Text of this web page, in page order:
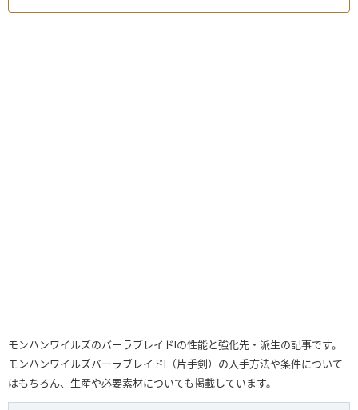
モンハンワイルズのバーラブレイドⅠの性能と強化先・派生の記事です。
モンハンワイルズバーラブレイドⅠ（片手剣）の入手方法や条件について
はもちろん、生産や必要素材についても掲載しています。